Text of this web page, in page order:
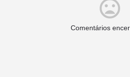
Comentários